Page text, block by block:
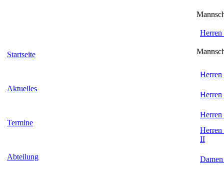
Startseite
Aktuelles
Termine
Abteilung
Herren
Herren
Herren
Herren
Herren
II